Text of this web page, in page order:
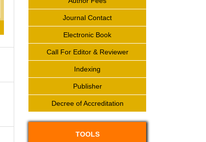
Journal Contact
Electronic Book
Call For Editor & Reviewer
Indexing
Publisher
Decree of Accreditation
TOOLS